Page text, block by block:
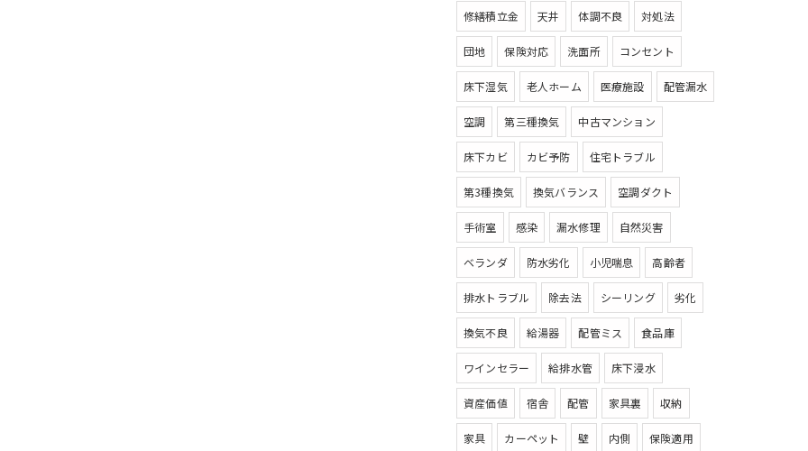
修繕積立金 天井 体調不良 対処法
団地 保険対応 洗面所 コンセント
床下湿気 老人ホーム 医療施設 配管漏水
空調 第三種換気 中古マンション
床下カビ カビ予防 住宅トラブル
第3種換気 換気バランス 空調ダクト
手術室 感染 漏水修理 自然災害
ベランダ 防水劣化 小児喘息 高齢者
排水トラブル 除去法 シーリング 劣化
換気不良 給湯器 配管ミス 食品庫
ワインセラー 給排水管 床下浸水
資産価値 宿舎 配管 家具裏 収納
家具 カーペット 壁 内側 保険適用